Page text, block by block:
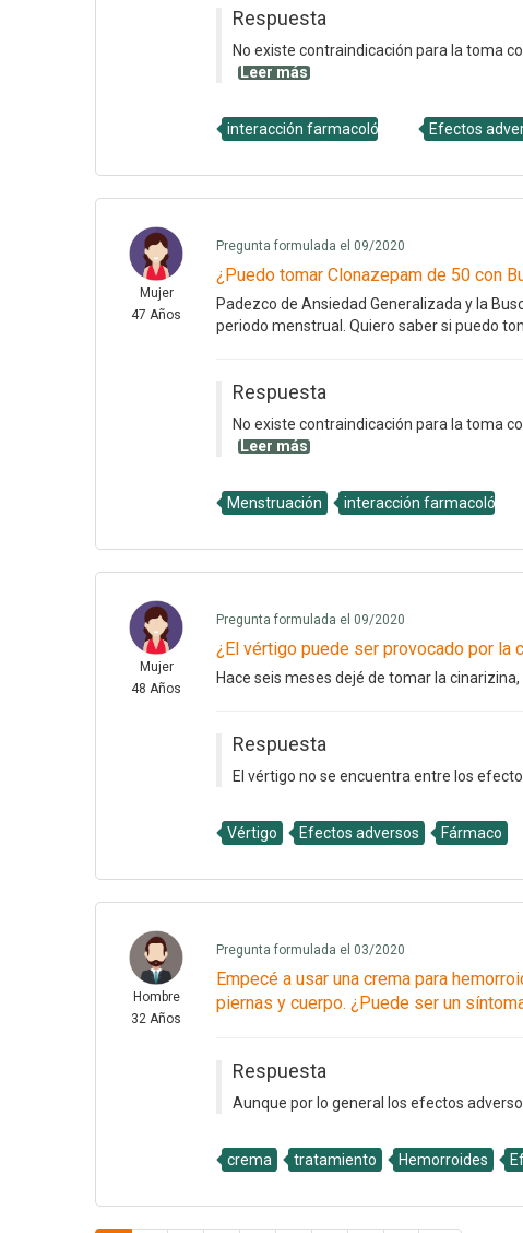
Respuesta
No existe contraindicación para la toma
Leer más
interacción farmacológica Efectos
Mujer
47 Años
Pregunta formulada el 09/2020
¿Puedo tomar Clonazepam de 50 con
Padezco de Ansiedad Generalizada y la
periodo menstrual. Quiero saber si puedo
Respuesta
No existe contraindicación para la toma
Leer más
Menstruación interacción farmacológica
Mujer
48 Años
Pregunta formulada el 09/2020
¿El vértigo puede ser provocado por la
Hace seis meses dejé de tomar la
Respuesta
El vértigo no se encuentra entre los
Vértigo Efectos adversos Fármaco
Hombre
32 Años
Pregunta formulada el 03/2020
Empecé a usar una crema para
piernas y cuerpo. ¿Puede ser un
Respuesta
Aunque por lo general los efectos
crema tratamiento Hemorroides